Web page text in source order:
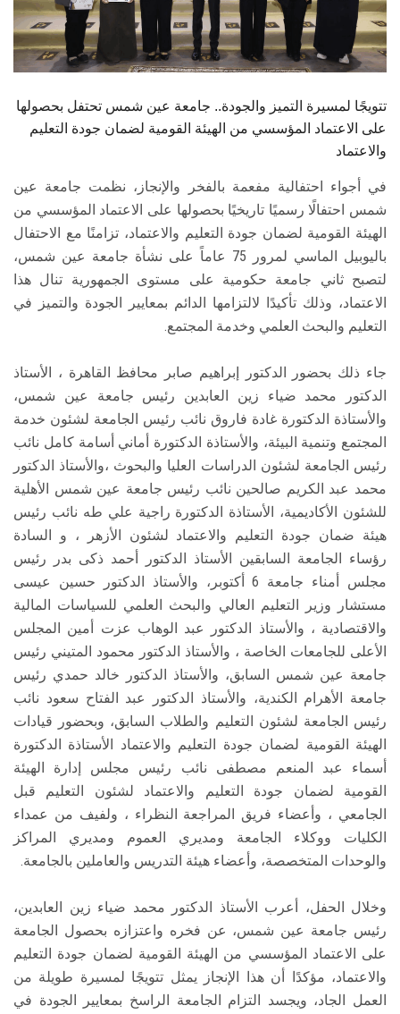
الزائـرون
سجل الان
تتويجًا لمسيرة التميز والجودة.. جامعة عين شمس تحتفل بحصولها
على الاعتماد المؤسسي من الهيئة القومية لضمان جودة التعليم
والاعتماد
في أجواء احتفالية مفعمة بالفخر والإنجاز، نظمت جامعة عين
شمس احتفالًا رسميًا تاريخيًا بحصولها على الاعتماد المؤسسي من
الهيئة القومية لضمان جودة التعليم والاعتماد، تزامنًا مع الاحتفال
باليوبيل الماسي لمرور 75 عاماً على نشأة جامعة عين شمس،
لتصبح ثاني جامعة حكومية على مستوى الجمهورية تنال هذا
الاعتماد، وذلك تأكيدًا لالتزامها الدائم بمعايير الجودة والتميز في
التعليم والبحث العلمي وخدمة المجتمع.
جاء ذلك بحضور الدكتور إبراهيم صابر محافظ القاهرة ، الأستاذ
الدكتور محمد ضياء زين العابدين رئيس جامعة عين شمس،
والأستاذة الدكتورة غادة فاروق نائب رئيس الجامعة لشئون خدمة
المجتمع وتنمية البيئة، والأستاذة الدكتورة أماني أسامة كامل نائب
رئيس الجامعة لشئون الدراسات العليا والبحوث ،والأستاذ الدكتور
محمد عبد الكريم صالحين نائب رئيس جامعة عين شمس الأهلية
للشئون الأكاديمية، الأستاذة الدكتورة راجية علي طه نائب رئيس
هيئة ضمان جودة التعليم والاعتماد لشئون الأزهر ، و السادة
رؤساء الجامعة السابقين الأستاذ الدكتور أحمد ذكى بدر رئيس
مجلس أمناء جامعة 6 أكتوبر، والأستاذ الدكتور حسين عيسى
مستشار وزير التعليم العالي والبحث العلمي للسياسات المالية
والاقتصادية ، والأستاذ الدكتور عبد الوهاب عزت أمين المجلس
الأعلى للجامعات الخاصة ، والأستاذ الدكتور محمود المتيني رئيس
جامعة عين شمس السابق، والأستاذ الدكتور خالد حمدي رئيس
جامعة الأهرام الكندية، والأستاذ الدكتور عبد الفتاح سعود نائب
رئيس الجامعة لشئون التعليم والطلاب السابق، وبحضور قيادات
الهيئة القومية لضمان جودة التعليم والاعتماد الأستاذة الدكتورة
أسماء عبد المنعم مصطفى نائب رئيس مجلس إدارة الهيئة
القومية لضمان جودة التعليم والاعتماد لشئون التعليم قبل
الجامعي ، وأعضاء فريق المراجعة النظراء ، ولفيف من عمداء
الكليات ووكلاء الجامعة ومديري العموم ومديري المراكز
والوحدات المتخصصة، وأعضاء هيئة التدريس والعاملين بالجامعة.
وخلال الحفل، أعرب الأستاذ الدكتور محمد ضياء زين العابدين،
رئيس جامعة عين شمس، عن فخره واعتزازه بحصول الجامعة
على الاعتماد المؤسسي من الهيئة القومية لضمان جودة التعليم
والاعتماد، مؤكدًا أن هذا الإنجاز يمثل تتويجًا لمسيرة طويلة من
العمل الجاد، ويجسد التزام الجامعة الراسخ بمعايير الجودة في